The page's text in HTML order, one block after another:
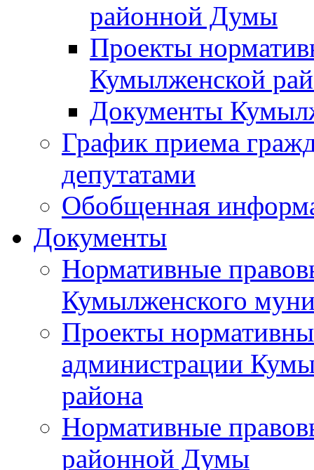
районной Думы
Проекты
Кумылженской
Документы
График приема
депутатами
Обобщенная
Документы
Нормативные
Кумылженского
Проекты
администрации
района
Нормативные
районной Думы